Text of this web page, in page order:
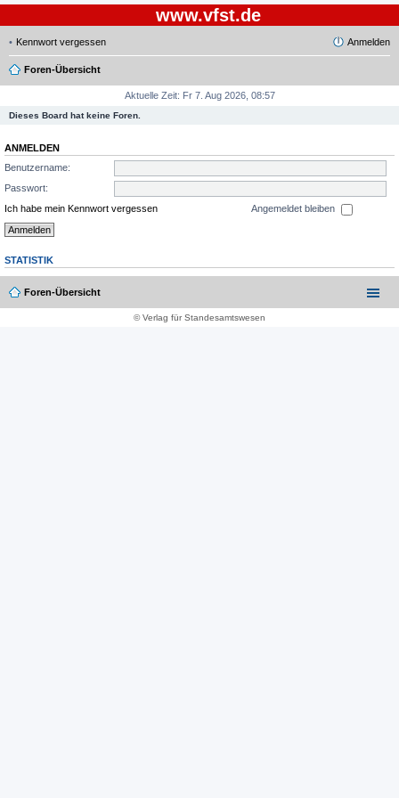
www.vfst.de
Kennwort vergessen Anmelden
Foren-Übersicht
Aktuelle Zeit: Fr 7. Aug 2026, 08:57
Dieses Board hat keine Foren.
ANMELDEN
Benutzername:
Passwort:
Ich habe mein Kennwort vergessen
Angemeldet bleiben
STATISTIK
Foren-Übersicht
© Verlag für Standesamtswesen